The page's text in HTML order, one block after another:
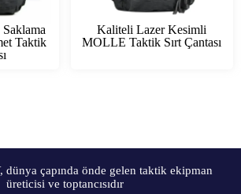
Taktik
Kaliteli Lazer Kesimli
MOLLE Taktik Sırt Çantası
çapında önde gelen taktik ekipman
üreticisi ve toptancısıdır